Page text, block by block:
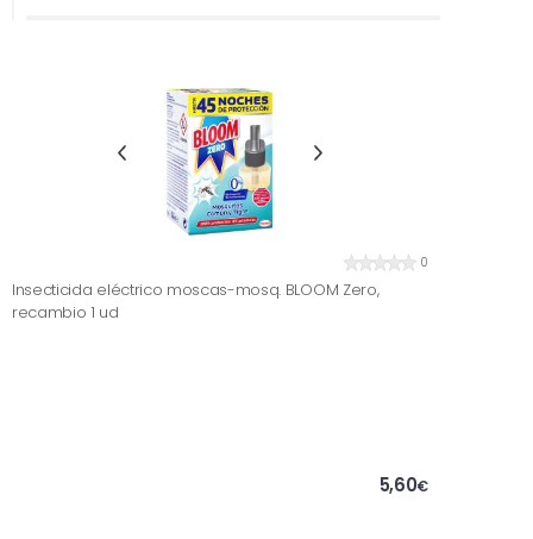
0
Insecticida eléctrico moscas-mosq. BLOOM Zero,
recambio 1 ud
5,60€